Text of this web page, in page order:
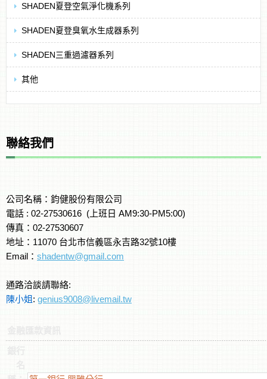
SHADEN夏登空氣淨化機系列
SHADEN夏登臭氧水生成器系列
SHADEN三重過濾器系列
其他
聯絡我們
公司名稱：鈞健股份有限公司
電話 : 02-27530616 (上班日 AM9:30-PM5:00)
傳真：02-27530607
地址：11070 台北市信義區永吉路32號10樓
Email： shadentw@gmail.com
通路洽談請聯絡:
陳小姐: genius9008@livemail.tw